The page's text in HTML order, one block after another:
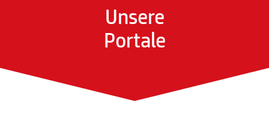
Unsere
Portale